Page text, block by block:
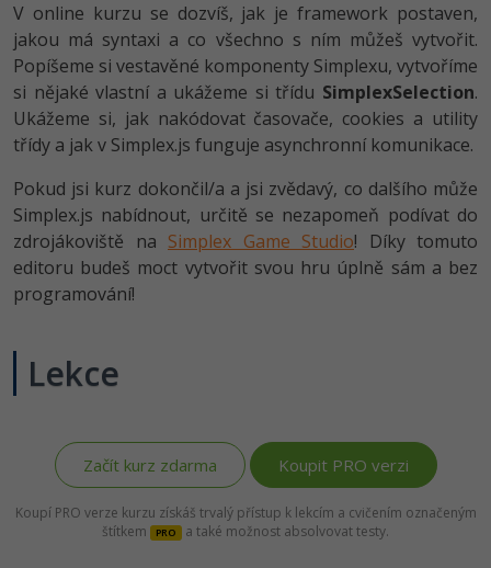
Best practices
Projektový manažer
Databázový analytik
Copywriter
SEO specialista
SQL
Návrh SW -80%
Algoritmy -41%
-10%
Pro děti
Více
Kurzy e-commerce
Datová analýza
Digitální gramotnost
Kurzy designu
HTML/CSS
Photoshop -80%
V online kurzu se dozvíš, jak je framework postaven,
jakou má syntaxi a co všechno s ním můžeš vytvořit.
Popíšeme si vestavěné komponenty Simplexu, vytvoříme
si nějaké vlastní a ukážeme si třídu SimplexSelection.
Ukážeme si, jak nakódovat časovače, cookies a utility
třídy a jak v Simplex.js funguje asynchronní komunikace.
Pokud jsi kurz dokončil/a a jsi zvědavý, co dalšího může
Simplex.js nabídnout, určitě se nezapomeň podívat do
zdrojákoviště na Simplex Game Studio! Díky tomuto
editoru budeš moct vytvořit svou hru úplně sám a bez
programování!
Lekce
Začít kurz zdarma Koupit PRO verzi
Koupí PRO verze kurzu získáš trvalý přístup k lekcím a cvičením označeným
štítkem
PRO a také možnost absolvovat testy.